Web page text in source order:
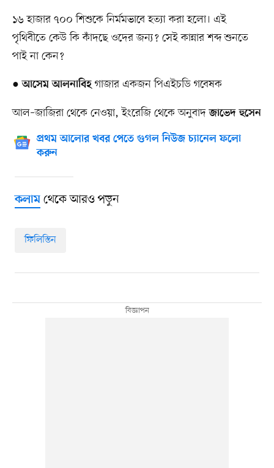
১৬ হাজার ৭০০ শিশুকে নির্মমভাবে হত্যা করা হলো। এই
পৃথিবীতে কেউ কি কাঁদছে ওদের জন্য? সেই কান্নার শব্দ শুনতে
পাই না কেন?
● আসেম আলনাবিহগাজার একজন পিএইচডি গবেষক
আল–জাজিরা থেকে নেওয়া, ইংরেজি থেকে অনুবাদজাভেদ হুসেন
প্রথম আলোর খবর পেতে গুগল নিউজ চ্যানেল ফলো
করুন
কলামথেকে আরও পড়ুন
ফিলিস্তিন